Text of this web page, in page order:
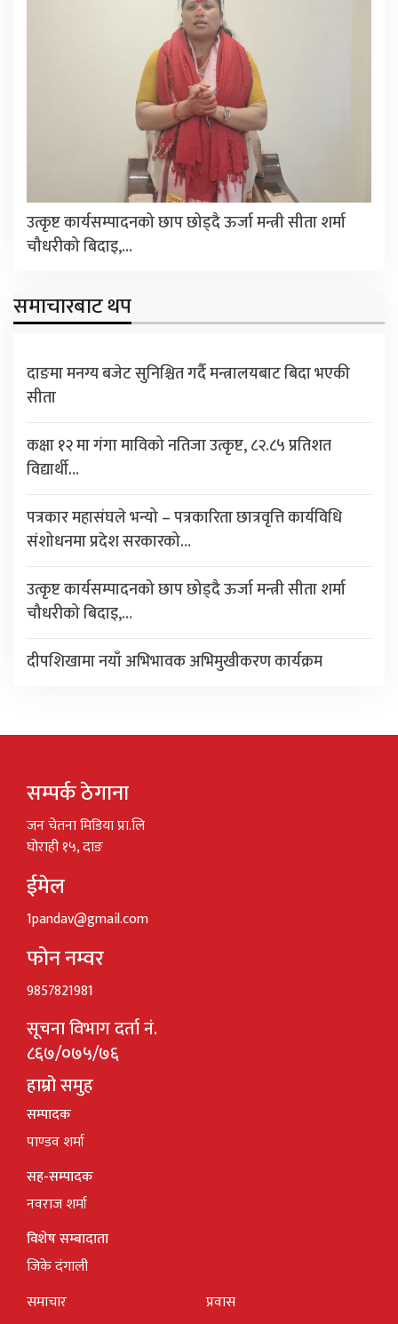
उत्कृष्ट कार्यसम्पादनको छाप छोड्दै ऊर्जा मन्त्री सीता शर्मा
चौधरीको बिदाइ,…
समाचारबाट थप
दाङमा मनग्य बजेट सुनिश्चित गर्दै मन्त्रालयबाट बिदा भएकी
सीता
कक्षा १२ मा गंगा माविको नतिजा उत्कृष्ट, ८२.८५ प्रतिशत
विद्यार्थी…
पत्रकार महासंघले भन्यो – पत्रकारिता छात्रवृत्ति कार्यविधि
संशोधनमा प्रदेश सरकारको…
उत्कृष्ट कार्यसम्पादनको छाप छोड्दै ऊर्जा मन्त्री सीता शर्मा
चौधरीको बिदाइ,…
दीपशिखामा नयाँ अभिभावक अभिमुखीकरण कार्यक्रम
सम्पर्क ठेगाना
जन चेतना मिडिया प्रा.लि
घोराही १५, दाङ
ईमेल
1pandav@gmail.com
फोन नम्वर
9857821981
सूचना विभाग दर्ता नं.
८६७/०७५/७६
हाम्रो समुह
सम्पादक
पाण्डव शर्मा
सह-सम्पादक
नवराज शर्मा
विशेष सम्बादाता
जिके दंगाली
समाचार
प्रवास